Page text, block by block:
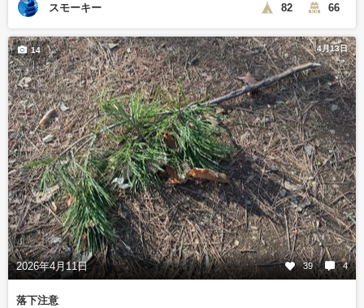
スモーキー 82 66
4月13日
2026年4月11日 39 4
14
落下注意